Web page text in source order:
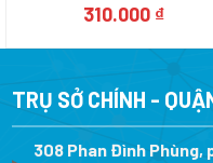
310.000 ₫
TRỤ SỞ CHÍNH -
308 Phan Đình Phùng,